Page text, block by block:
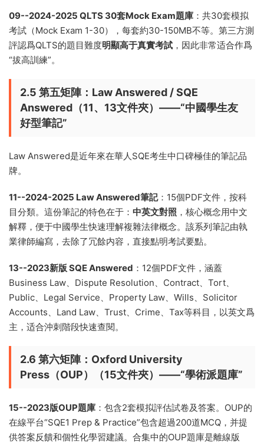
09--2024-2025 QLTS 30套Mock Exam題庫 ：共30套模拟
考試（Mock Exam 1-30），每套約30-150MB不等。第三方測
評認爲QLTS的題目難度明顯高于真實考試 ，因此非常适合作爲
“拔高訓練”。
2.5 第五矩陣：Law Answered / SQE
Answered（11、13文件夾）——“中國學生友
好型筆記”
Law Answered是近年來在華人SQE考生中口碑極佳的筆記品
牌。
11--2024-2025 Law Answered筆記：15個PDF文件，按科
目分類。這份筆記的特色在于： 中英文對照 ，核心概念用中文
解釋，便于中國學生快速理解複雜法律概念。該系列筆記由執
業律師編寫，去除了冗餘内容，直接點明考試要點。
13--2023新版 SQE Answered ：12個PDF文件，涵蓋
Business Law、Dispute Resolution、Contract、Tort、
Public、Legal Service、Property Law、Wills、Solicitor
Accounts、Land Law、Trust、Crime、Tax等科目，以英文爲
主，适合沖刺階段快速查閱。
2.6 第六矩陣：Oxford University
Press（OUP）（15文件夾）——“學術派題庫”
15--2023版OUP題庫 ：包含2套模拟評估試卷及答案。OUP的
在線平台“SQE1 Prep & Practice”包含超過200道MCQ，并提
供答案反饋和個性化學習建議。合集中的OUP題庫是離線版